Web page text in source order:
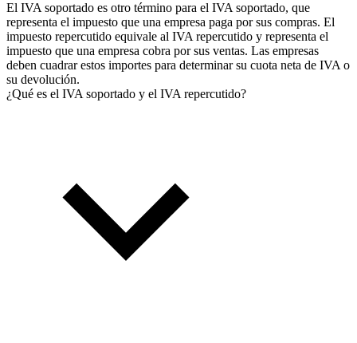
El IVA soportado es otro término para el IVA soportado, que
representa el impuesto que una empresa paga por sus compras. El
impuesto repercutido equivale al IVA repercutido y representa el
impuesto que una empresa cobra por sus ventas. Las empresas
deben cuadrar estos importes para determinar su cuota neta de IVA o
su devolución.
¿Qué es el IVA soportado y el IVA repercutido?